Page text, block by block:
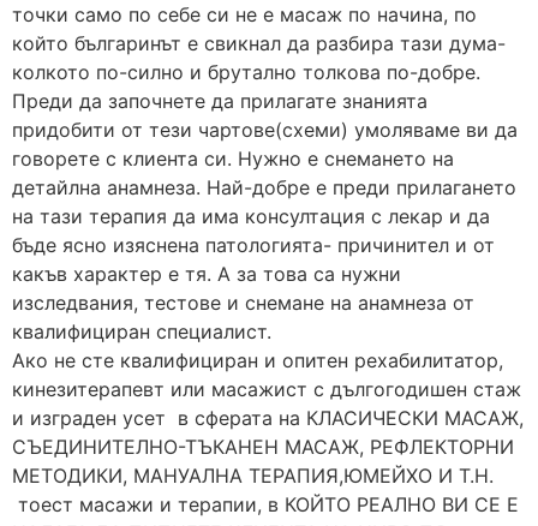
точки само по себе си не е масаж по начина, по
който българинът е свикнал да разбира тази дума-
колкото по-силно и брутално толкова по-добре.
Преди да започнете да прилагате знанията
придобити от тези чартове(схеми) умоляваме ви да
говорете с клиента си. Нужно е снемането на
детайлна анамнеза. Най-добре е преди прилагането
на тази терапия да има консултация с лекар и да
бъде ясно изяснена патологията- причинител и от
какъв характер е тя. А за това са нужни
изследвания, тестове и снемане на анамнеза от
квалифициран специалист.
Ако не сте квалифициран и опитен рехабилитатор,
кинезитерапевт или масажист с дългогодишен стаж
и изграден усет в сферата на КЛАСИЧЕСКИ МАСАЖ,
СЪЕДИНИТЕЛНО-ТЪКАНЕН МАСАЖ, РЕФЛЕКТОРНИ
МЕТОДИКИ, МАНУАЛНА ТЕРАПИЯ,ЮМЕЙХО И Т.Н.
тоест масажи и терапии, в КОЙТО РЕАЛНО ВИ СЕ Е